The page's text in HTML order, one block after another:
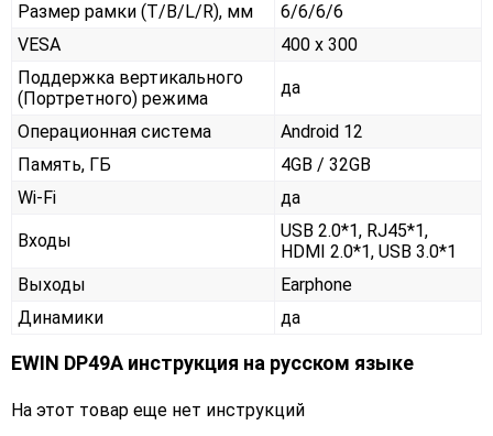
Размер рамки (T/B/L/R), мм
6/6/6/6
VESA
400 x 300
Поддержка вертикального
(Портретного) режима
да
Операционная система
Android 12
Память, ГБ
4GB / 32GB
Wi-Fi
да
Входы
USB 2.0*1, RJ45*1,
HDMI 2.0*1, USB 3.0*1
Выходы
Earphone
Динамики
да
EWIN DP49A инструкция на русском языке
На этот товар еще нет инструкций